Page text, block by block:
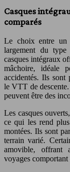
Casques
comparés
Le choix entre un
largement du
casques intégraux
mâchoire, idéale
accidentés. Ils sont
le VTT de
peuvent être des
Les casques
ce qui les rend
montées. Ils sont
terrain varié.
amovible, offrant
voyages comportant